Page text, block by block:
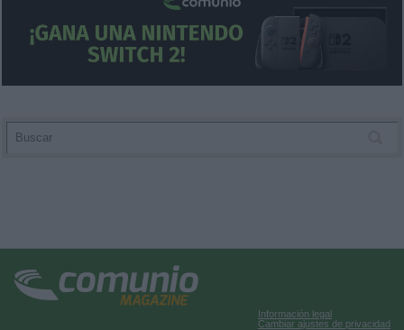
Información legal
Cambiar ajustes de privacidad